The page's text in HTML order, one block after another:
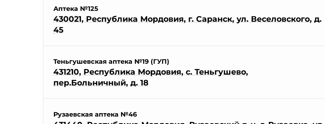
Аптека №125
430021, Республика Мордовия, г. Саранск, ул. Веселовского, д.
45
Теньгушевская аптека №19 (ГУП)
431210, Республика Мордовия, с. Теньгушево,
пер.Больничный, д. 18
Рузаевская аптека №46